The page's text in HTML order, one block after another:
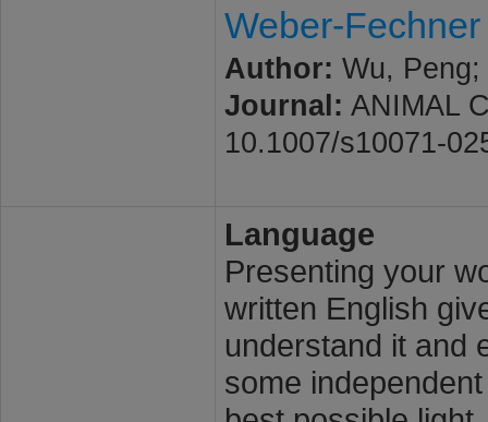
Weber-
Author: Wu,
Journal: ANIMAL
10.1007/s10071-
Language
Presenting your
written English
understand it and
some